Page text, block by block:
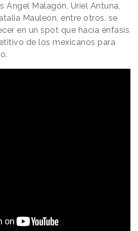
Ángel Malagón, Uriel Antuna,
Mauleón, entre otros, se
en un spot que hacía énfasis
de los mexicanos para